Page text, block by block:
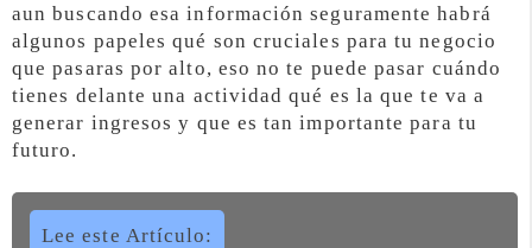
aun buscando esa información seguramente habrá
algunos papeles qué son cruciales para tu negocio
que pasaras por alto, eso no te puede pasar cuándo
tienes delante una actividad qué es la que te va a
generar ingresos y que es tan importante para tu
futuro.
Lee este Artículo: